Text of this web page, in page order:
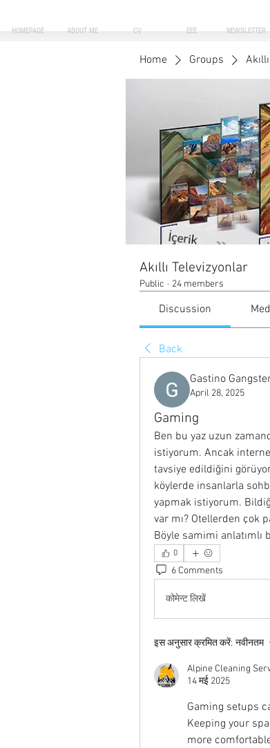
HOMEPAGE ABOUT ME CV EEE NEWSLETTER
Home Groups
Akıllı Televizyonlar
Public · 24 members
Discussion
Back
Gastino
April 28, 2025
Gaming
Ben bu yaz uzun
istiyorum. Ancak
tavsiye edildiğini
köylerde insanlarla
yapmak istiyorum.
var mı? Otellerden çok
Böyle samimi anlatımlı
0
6 Comments
कोमेन्ट लिखें
इस अनुसार क्रमित करें: नवीनतम
Alpine Cleaning
14 मई 2025
Gaming setups
Keeping your
more